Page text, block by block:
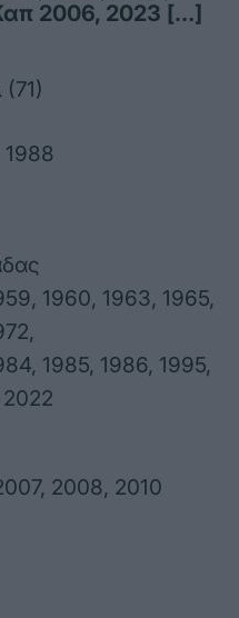
2006, 2023 […]
(71)
1960, 1963, 1965,
1985, 1986, 1995,
2008, 2010